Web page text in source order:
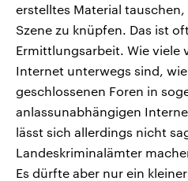
erstelltes Material
Szene zu knüpfen. Das ist
Ermittlungsarbeit. Wie viele
Internet unterwegs sind,
geschlossenen Foren in
anlassunabhängigen
lässt sich allerdings nicht
Landeskriminalämter
Es dürfte aber nur ein